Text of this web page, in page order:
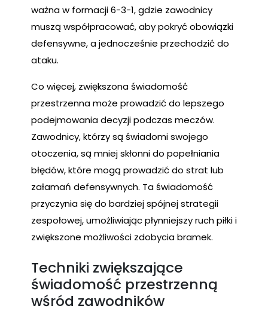
ważna w formacji 6-3-1, gdzie zawodnicy
muszą współpracować, aby pokryć obowiązki
defensywne, a jednocześnie przechodzić do
ataku.
Co więcej, zwiększona świadomość
przestrzenna może prowadzić do lepszego
podejmowania decyzji podczas meczów.
Zawodnicy, którzy są świadomi swojego
otoczenia, są mniej skłonni do popełniania
błędów, które mogą prowadzić do strat lub
załamań defensywnych. Ta świadomość
przyczynia się do bardziej spójnej strategii
zespołowej, umożliwiając płynniejszy ruch piłki i
zwiększone możliwości zdobycia bramek.
Techniki zwiększające
świadomość przestrzenną
wśród zawodników